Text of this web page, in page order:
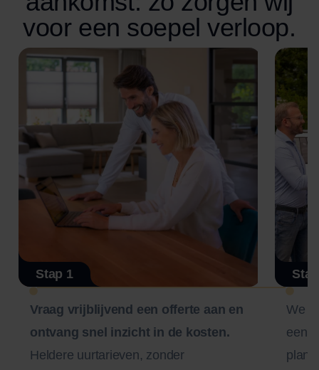
voor een soepel verloop.
Stap 1
Vraag vrijblijvend een offerte aan en
ontvang snel inzicht in de kosten.
Heldere uurtarieven, zonder
We
een